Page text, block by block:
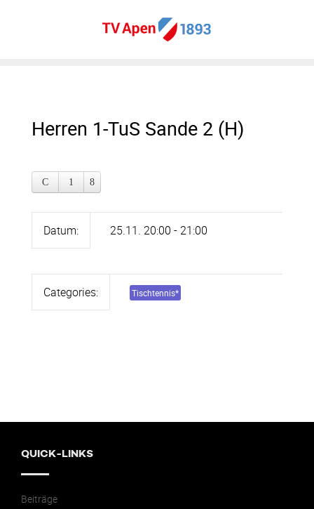
Herren 1-TuS Sande 2 (H)
Datum: 25.11. 20:00 - 21:00
Categories: Tischtennis*
QUICK-LINKS
Beiträge